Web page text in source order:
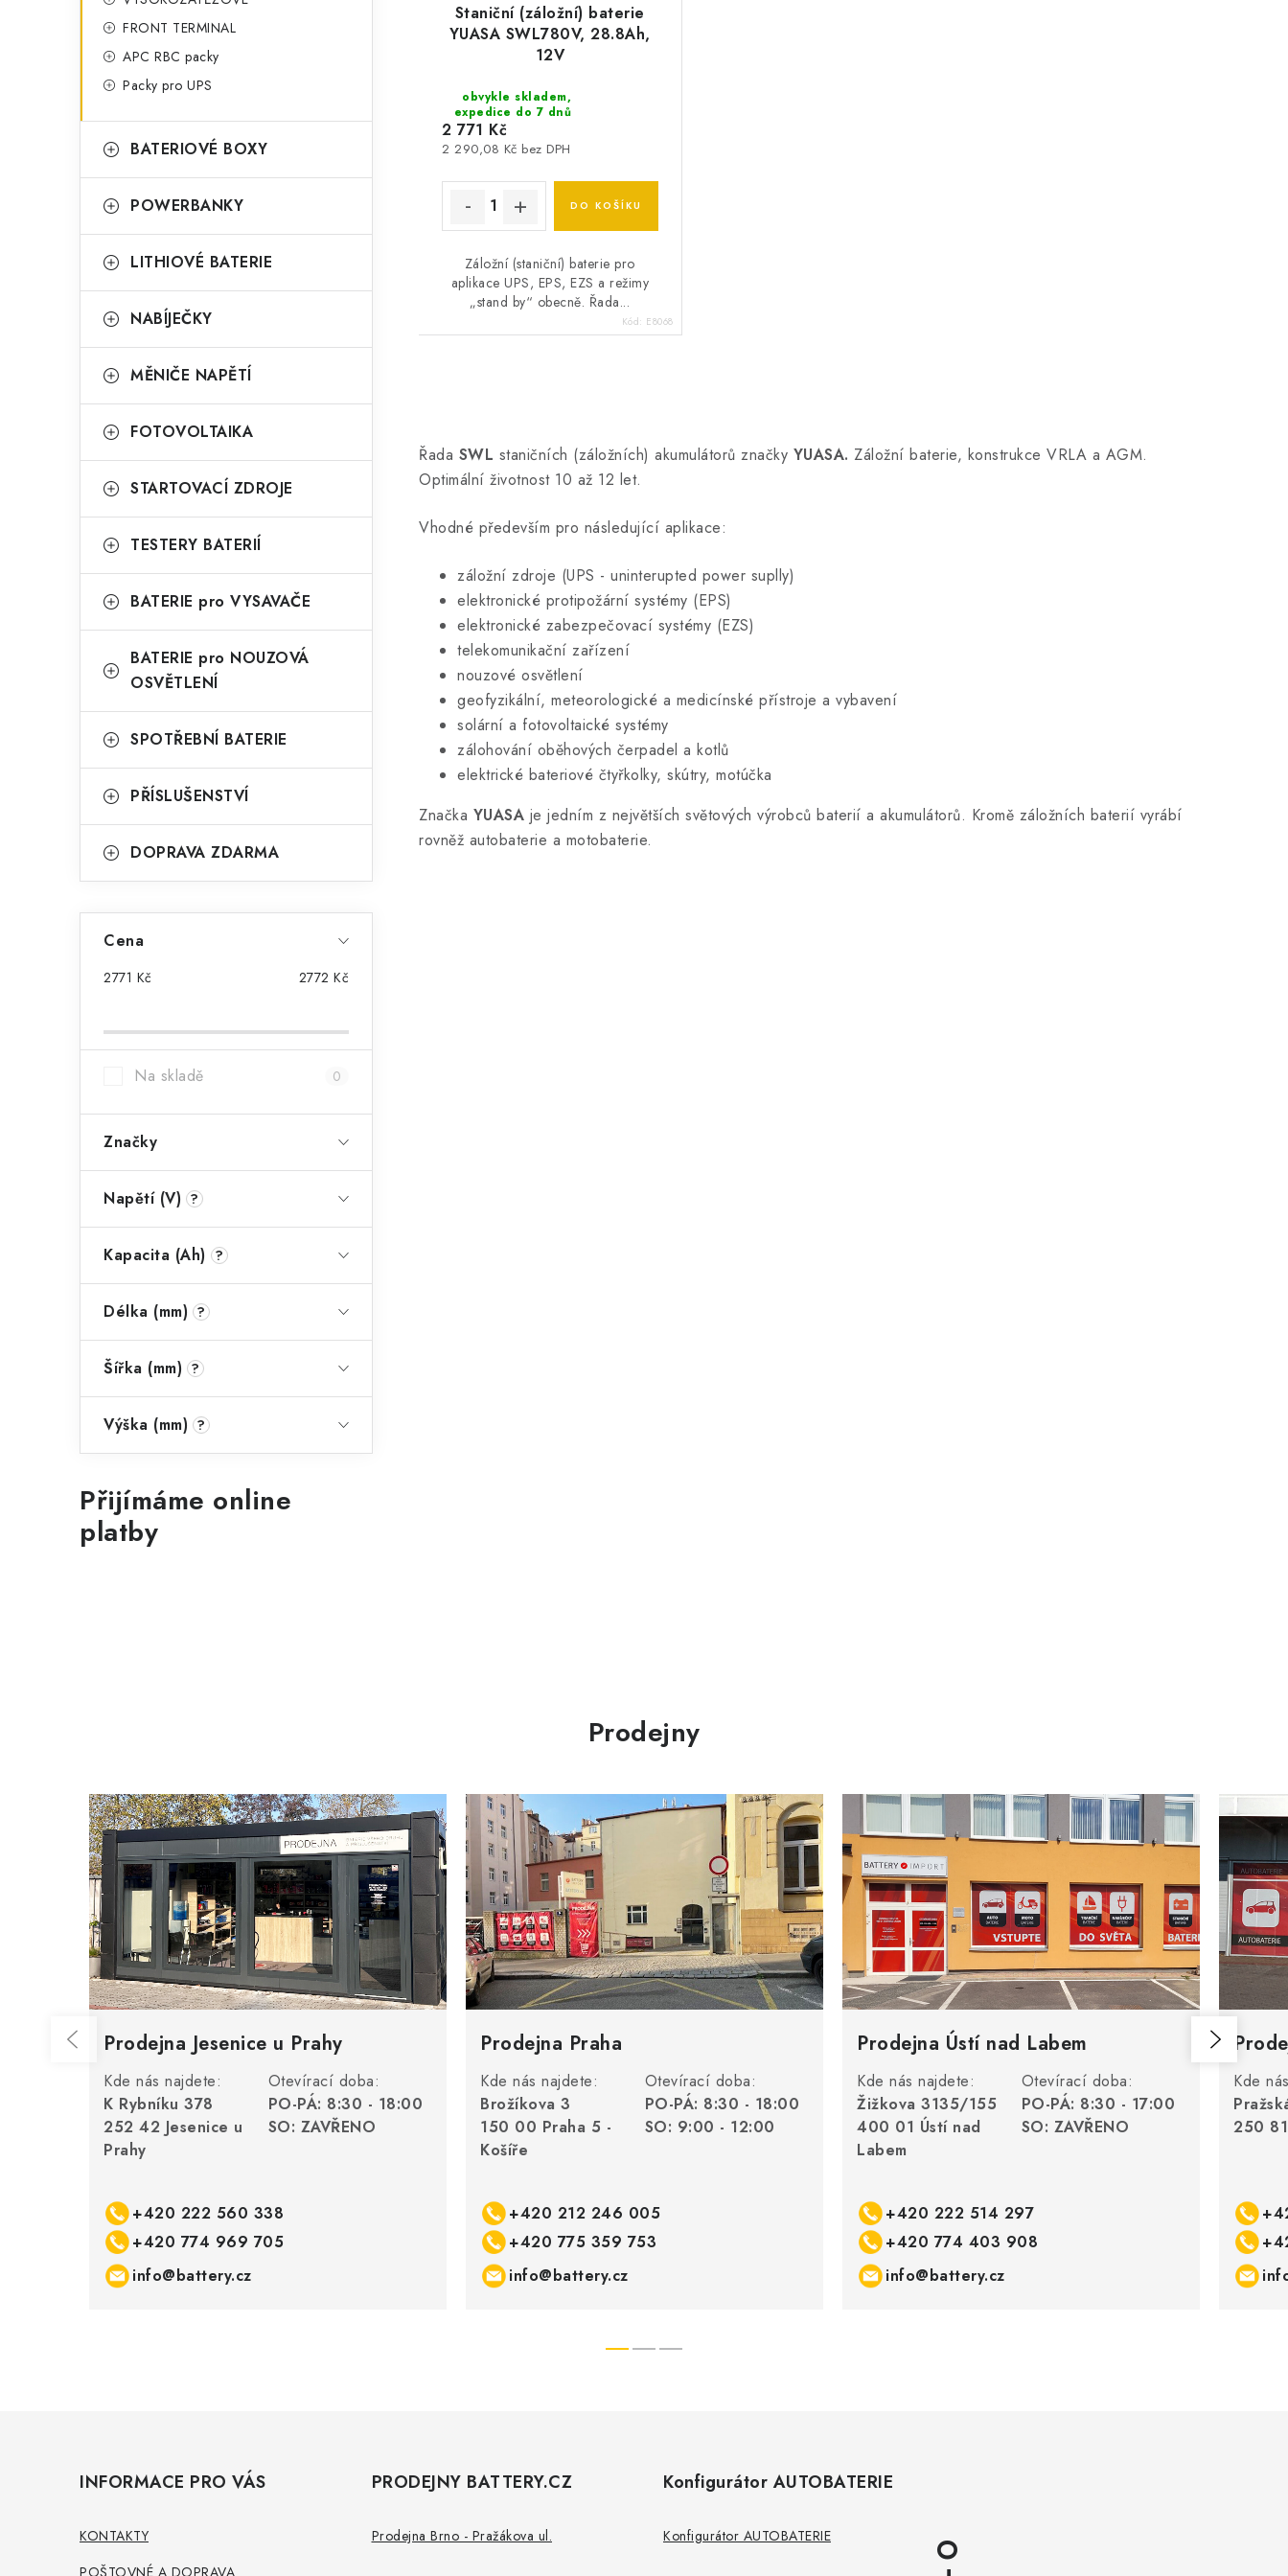
FRONT TERMINAL
APC RBC packy
Packy pro UPS
BATERIOVÉ BOXY
POWERBANKY
LITHIOVÉ BATERIE
NABÍJEČKY
MĚNIČE NAPĚTÍ
FOTOVOLTAIKA
STARTOVACÍ ZDROJE
TESTERY BATERIÍ
BATERIE pro VYSAVAČE
BATERIE pro NOUZOVÁ
OSVĚTLENÍ
SPOTŘEBNÍ BATERIE
PŘÍSLUŠENSTVÍ
DOPRAVA ZDARMA
Cena
2771 Kč 2772 Kč
Na skladě 0
Značky
Napětí (V) ?
Kapacita (Ah) ?
Délka (mm) ?
Šířka (mm) ?
Výška (mm) ?
Přijímáme online
platby
o
d
u
k
t
Staniční (záložní) baterie
YUASA SWL780V, 28.8Ah,
12V
obvykle skladem,
expedice do 7 dnů
2 290,08 Kč bez DPH
2 771 Kč
DO KOŠÍKU
Záložní (staniční) baterie pro
aplikace UPS, EPS, EZS a režimy
„stand by“ obecně. Řada...
Kód: E8068
v
l
d
v
ý
Řada SWL staničních (záložních) akumulátorů značky YUASA. Záložní baterie, konstrukce VRLA a AGM.
Optimální životnost 10 až 12 let.
Vhodné především pro následující aplikace:
záložní zdroje (UPS - uninterupted power suplly)
elektronické protipožární systémy (EPS)
elektronické zabezpečovací systémy (EZS)
telekomunikační zařízení
nouzové osvětlení
geofyzikální, meteorologické a medicínské přístroje a vybavení
solární a fotovoltaické systémy
zálohování oběhových čerpadel a kotlů
elektrické bateriové čtyřkolky, skútry, motúčka
Značka YUASA je jedním z největších světových výrobců baterií a akumulátorů. Kromě záložních baterií vyrábí
rovněž autobaterie a motobaterie.
Prodejny
Prodejna Jesenice u Prahy
Kde nás najdete:
K Rybníku 378
252 42 Jesenice u
Prahy
Otevírací doba:
PO-PÁ: 8:30 - 18:00
SO: ZAVŘENO
+420 222 560 338
+420 774 969 705
info@battery.cz
Prodejna Praha
Kde nás najdete:
Brožíkova 3
150 00 Praha 5 -
Košíře
Otevírací doba:
PO-PÁ: 8:30 - 18:00
SO: 9:00 - 12:00
+420 212 246 005
+420 775 359 753
info@battery.cz
Prodejna Ústí nad Labem
Kde nás najdete:
Žižkova 3135/155
400 01 Ústí nad
Labem
Otevírací doba:
PO-PÁ: 8:30 - 17:00
SO: ZAVŘENO
+420 222 514 297
+420 774 403 908
info@battery.cz
Kde
250
O
INFORMACE PRO VÁS
KONTAKTY
POŠTOVNÉ A DOPRAVA
PRODEJNY BATTERY.CZ
Prodejna Brno - Pražákova ul.
Konfigurátor AUTOBATERIE
Konfigurátor AUTOBATERIE